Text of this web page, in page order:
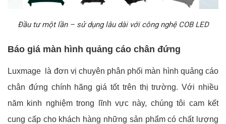
Đầu tư một lần – sử dụng lâu dài với công nghệ COB LED
Báo giá màn hình quảng cáo chân đứng
Luxmage là đơn vị chuyên phân phối màn hình quảng cáo
chân đứng chính hãng giá tốt trên thị trường. Với nhiều
năm kinh nghiệm trong lĩnh vực này, chúng tôi cam kết
cung cấp cho khách hàng những sản phẩm có chất lượng